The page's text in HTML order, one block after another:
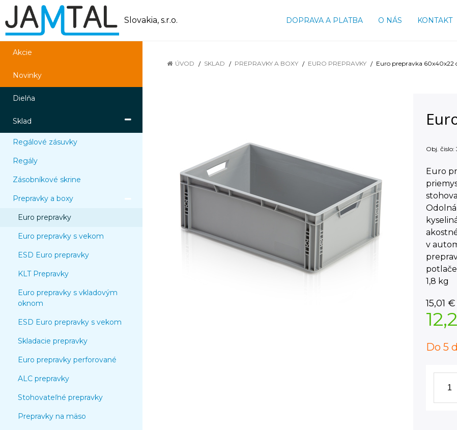
Slovakia, s.r.o. DOPRAVA A PLATBA O NÁS KONTAKT
Akcie
Novinky
Dielňa
Sklad
Regálové zásuvky
Regály
Zásobníkové skrine
Prepravky a boxy
Euro prepravky
Euro prepravky s vekom
ESD Euro prepravky
KLT Prepravky
Euro prepravky s vkladovým
oknom
ESD Euro prepravky s vekom
Skladacie prepravky
Euro prepravky perforované
ALC prepravky
Stohovateľné prepravky
Prepravky na mäso
ÚVOD SKLAD PREPRAVKY A BOXY EURO PREPRAVKY Euro prepravka 60x40x22
Obj. čislo:
Euro
v
1,8 kg
15,01 €
Do 5